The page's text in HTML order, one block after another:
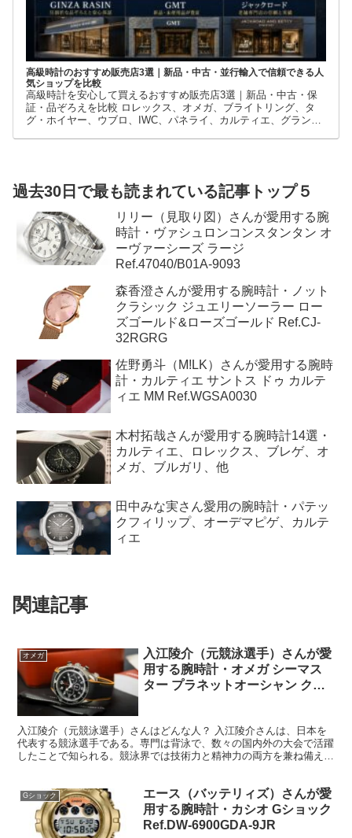
グ・ホイヤー、ウブロ、IWC、パネライ、カルティエ、グランド
セイコーなど、高級時計には数多くのブランドとモデルがありま
過去30日で最も読まれている記事トップ５
時計・ヴァシュロンコンスタンタン オ
ーヴァーシーズ ラージ
Ref.47040/B01A-9093
クラシック ジュエリーソーラー ロー
ズゴールド&ローズゴールド Ref.CJ-
32RGRG
佐野勇斗（M!LK）さんが愛用する腕時
計・カルティエ サントス ドゥ カルテ
ィエ MM Ref.WGSA0030
木村拓哉さんが愛用する腕時計14選・
カルティエ、ロレックス、ブレゲ、オ
メガ、ブルガリ、他
関連記事
オメガ
用する腕時計・オメガ シーマス
ター プラネットオーシャン クロ
ノ オリンピックコレクション
入江陵介（元競泳選手）さんはどんな人？ 入江陵介さんは、日本を
代表する競泳選手である。専門は背泳で、数々の国内外の大会で活躍
したことで知られる。競泳界では技術力と精神力の両方を兼ね備えた
選手として評価され、特にスタートダッシュやターンの正確...